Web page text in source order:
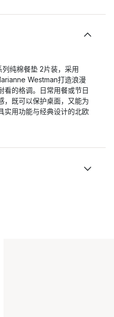
纯棉餐垫 2片装，采用
Westman打造浪漫
看的格调。日常用餐或节日
，既可以保护桌面，又能为
实用功能与经典设计的北欧